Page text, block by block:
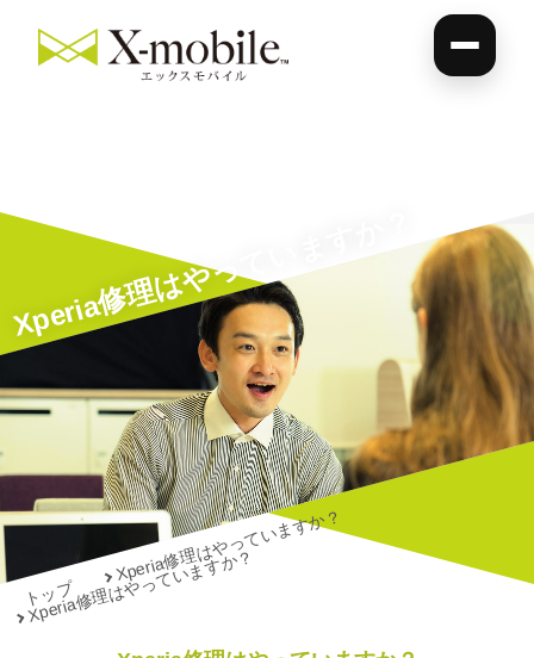
Xperia修理はやっていますか？
トップ
Xperia修理はやっていますか？
Xperia修理はやっていますか？